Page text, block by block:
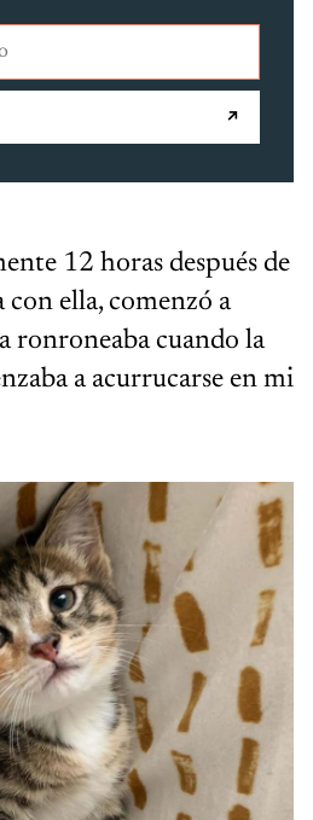
↗
12 horas después de
con ella, comenzó a
ronroneaba cuando la
a acurrucarse en mi